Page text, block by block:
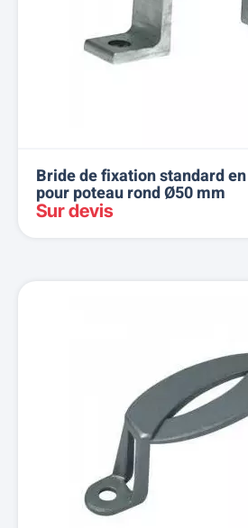
Bride de fixation standard
pour poteau rond Ø50 mm
Sur devis